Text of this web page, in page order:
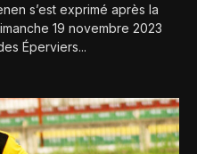
s’est exprimé après la
19 novembre 2023
Éperviers...